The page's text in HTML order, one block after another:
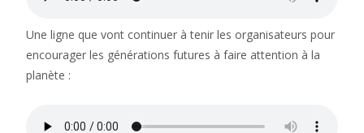
Une ligne que vont continuer à tenir les organisateurs pour
encourager les générations futures à faire attention à la
planète :